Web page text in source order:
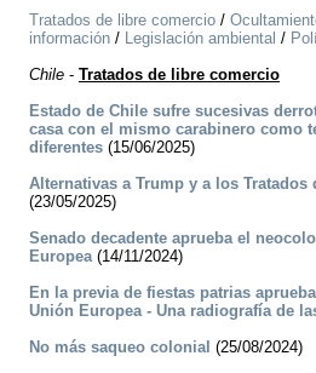
Tratados de libre comercio /
información / Legislación ambiental /
Chile - Tratados de libre comercio
Estado de Chile sufre sucesivas
casa con el mismo carabinero como
diferentes (15/06/2025)
Alternativas a Trump y a los Tratados
(23/05/2025)
Senado decadente aprueba el
Europea(14/11/2024)
En la previa de fiestas patrias
Unión Europea - Una radiografía de
No más saqueo colonial (25/08/2024)